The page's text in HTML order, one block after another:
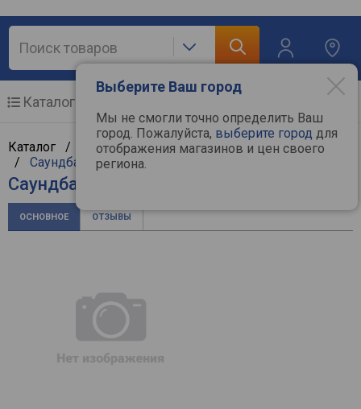
Выберите Ваш город
Мы не смогли точно определить Ваш
город. Пожалуйста, выберите город для
отображения магазинов и цен своего
региона.
Каталог
Каталог / Аудиотехника/Hi-Fi и Hi-End компоненты
/ Саундбары/Razer
Саундбар Razer Leviathan V2 X
ОСНОВНОЕ ОТЗЫВЫ